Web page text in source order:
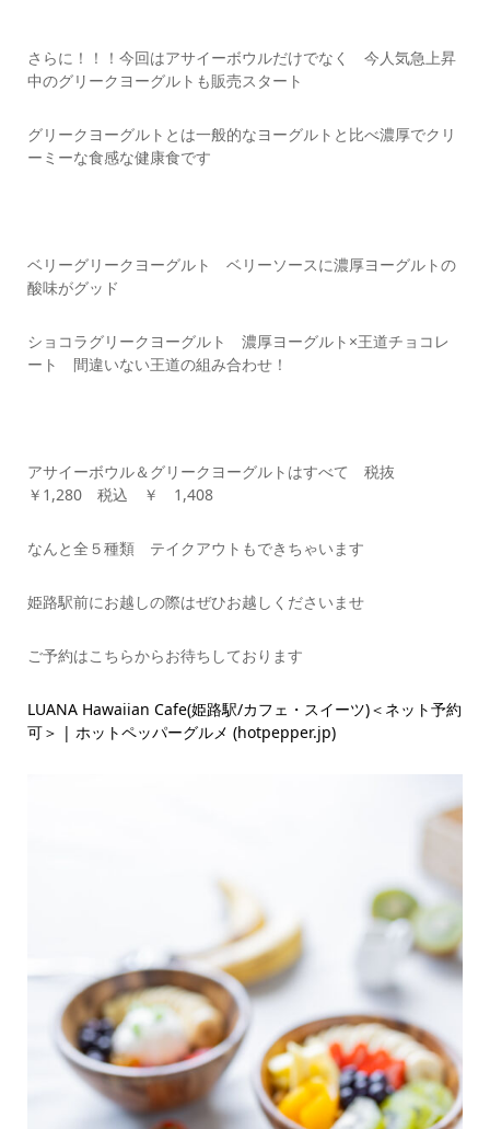
さらに！！！今回はアサイーボウルだけでなく 今人気急上昇
中のグリークヨーグルトも販売スタート
グリークヨーグルトとは一般的なヨーグルトと比べ濃厚でクリ
ーミーな食感な健康食です
ベリーグリークヨーグルト ベリーソースに濃厚ヨーグルトの
酸味がグッド
ショコラグリークヨーグルト 濃厚ヨーグルト×王道チョコレ
ート 間違いない王道の組み合わせ！
アサイーボウル＆グリークヨーグルトはすべて 税抜
￥1,280 税込 ￥ 1,408
なんと全５種類 テイクアウトもできちゃいます
姫路駅前にお越しの際はぜひお越しくださいませ
ご予約はこちらからお待ちしております
LUANA Hawaiian Cafe(姫路駅/カフェ・スイーツ)＜ネット予約
可＞ | ホットペッパーグルメ (hotpepper.jp)